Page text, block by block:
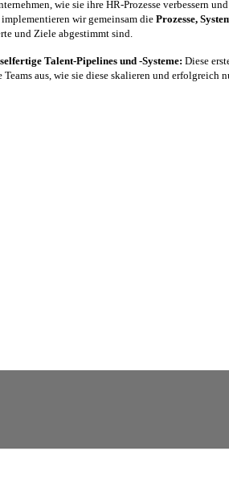
wie sie ihre HR-Prozesse verbessern und
wir gemeinsam die Prozesse,
und Ziele abgestimmt sind.
Talent-Pipelines und -Systeme: Diese
aus, wie sie diese skalieren und erfolgreich